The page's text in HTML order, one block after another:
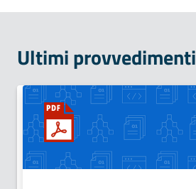
Ultimi provvedimenti